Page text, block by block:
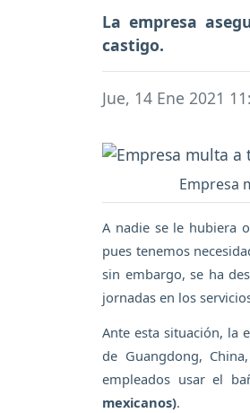
La empresa
castigo.
Jue, 14 Ene 2021
Empresa
A nadie se le hubiera
pues tenemos
sin embargo, se ha
jornadas en los
Ante esta situación, la
de Guangdong,
empleados usar el
mexicanos).